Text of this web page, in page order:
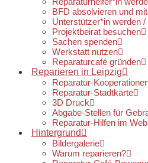
BFD absolvieren und
Unterstützer*in werden /
Projektbeirat besuchen
Sachen spenden
Werkstatt nutzen
Reparaturcafé gründen
Reparieren in Leipzig
Reparatur-
Reparatur-Stadtkarte
3D Druck
Abgabe-Stellen für
Reparatur-Hilfen im Web
Hintergrund
Bildergalerie
Warum reparieren?